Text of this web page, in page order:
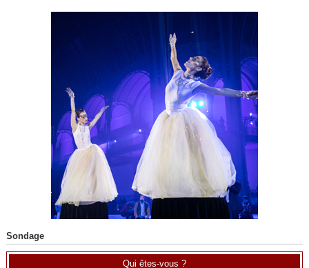
Sondage
Qui êtes-vous ?